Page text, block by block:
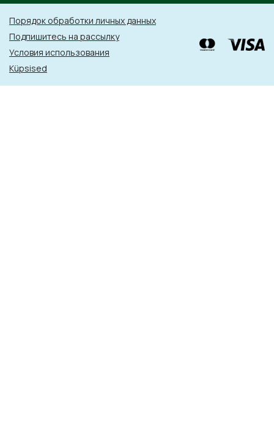
Порядок обработки личных данных
Подпишитесь на рассылку
Условия использования
Küpsised